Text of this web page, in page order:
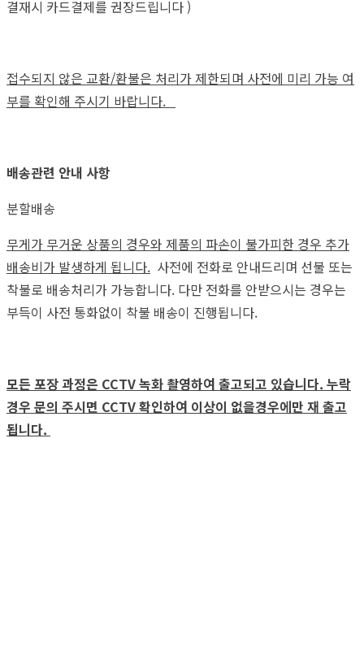
결재시 카드결제를 권장드립니다 )
접수되지 않은 교환/환불은 처리가 제한되며 사전에 미리 가능 여
부를 확인해 주시기 바랍니다.
배송관련 안내 사항
분할배송
무게가 무거운 상품의 경우와 제품의 파손이 불가피한 경우 추가
배송비가 발생하게 됩니다. 사전에 전화로 안내드리며 선불 또는
착불로 배송처리가 가능합니다. 다만 전화를 안받으시는 경우는
부득이 사전 통화없이 착불 배송이 진행됩니다.
모든 포장 과정은 CCTV 녹화 촬영하여 출고되고 있습니다. 누락
경우 문의 주시면 CCTV 확인하여 이상이 없을경우에만 재 출고
됩니다.